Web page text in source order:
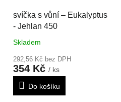
svíčka s vůní – Eukalyptus
- Jehlan 450
Skladem
292,56 Kč bez DPH
354 Kč / ks
Do košíku